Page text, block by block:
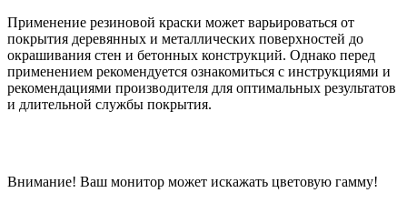
Применение резиновой краски может варьироваться от
покрытия деревянных и металлических поверхностей до
окрашивания стен и бетонных конструкций. Однако перед
применением рекомендуется ознакомиться с инструкциями и
рекомендациями производителя для оптимальных результатов
и длительной службы покрытия.
Внимание! Ваш монитор может искажать цветовую гамму!